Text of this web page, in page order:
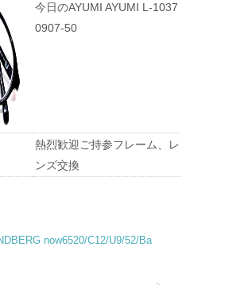
今日のAYUMI AYUMI L-1037
0907-50
熱烈歓迎ご持参フレーム、レ
ンズ交換
now6520/C12/U9/52/Ba